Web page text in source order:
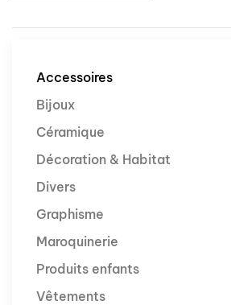
Accessoires
Bijoux
Céramique
Décoration & Habitat
Divers
Graphisme
Maroquinerie
Produits enfants
Vêtements